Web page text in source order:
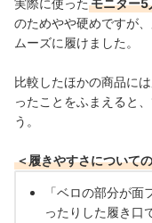
実際に使った モニター5
のためやや硬めですが
ムーズに履けました。
比較したほかの商品に
ったことをふまえると
う。
＜履きやすさについて
「ベロの部分が
ったりした履き口